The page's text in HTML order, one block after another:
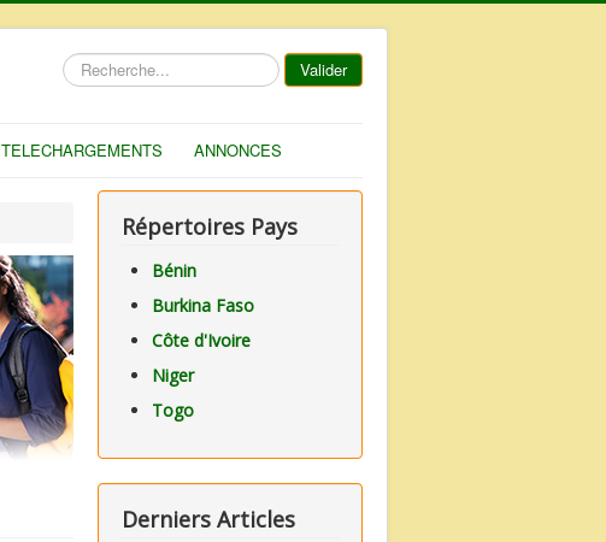
Rechercher Valider
TELECHARGEMENTS ANNONCES
Répertoires Pays
Bénin
Burkina Faso
Côte d'Ivoire
Niger
Togo
Derniers Articles